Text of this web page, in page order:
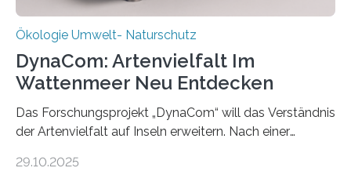
Ökologie Umwelt- Naturschutz
DynaCom: Artenvielfalt Im
Wattenmeer Neu Entdecken
Das Forschungsprojekt „DynaCom“ will das Verständnis
der Artenvielfalt auf Inseln erweitern. Nach einer
Beobachtungen im Wattenmeer ist nun eine große
29.10.2025